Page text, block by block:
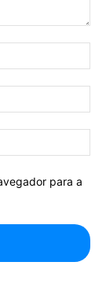
para a